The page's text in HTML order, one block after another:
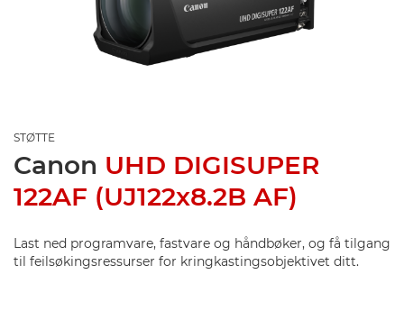
STØTTE
Canon UHD DIGISUPER
122AF (UJ122x8.2B AF)
Last ned programvare, fastvare og håndbøker, og få tilgang
til feilsøkingsressurser for kringkastingsobjektivet ditt.